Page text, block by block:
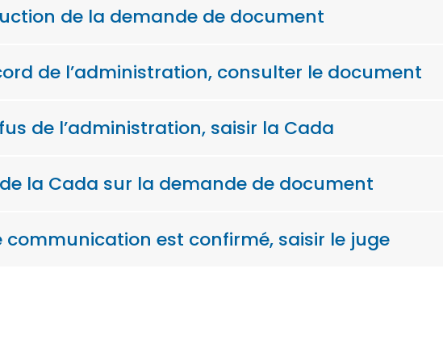
de la demande de document
de l’administration, consulter le document
de l’administration, saisir la Cada
de la Cada sur la demande de document
communication est confirmé, saisir le juge